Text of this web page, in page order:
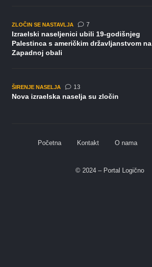
ZLOČIN SE NASTAVLJA 7komentara
Izraelski naseljenici ubili 19-godišnjeg
Palestinca s američkim državljanstvom na
Zapadnoj obali
ŠIRENJE NASELJA 13komentara
Nova izraelska naselja su zločin
Početna Kontakt O nama
© 2024 – Portal Logično